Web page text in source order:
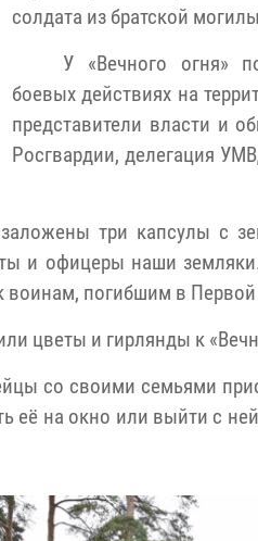
солдата из братской
У «Вечного огня»
боевых действиях на
представители власти и
Росгвардии, делегация
три капсулы с
и офицеры наши
воинам, погибшим в
цветы и гирлянды к
со своими семьями
её на окно или выйти с